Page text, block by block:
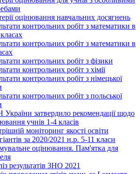
оцінювання навчальних досягнень
контрольних робіт з математики в
контрольних робіт з математики в
контрольних робіт з фізики
контрольних робіт з хімії
контрольних робіт з німецької
контрольних робіт з польської
затвердило рекомендації щодо
учнів 1-4 класів
моніторинг якості освіти
за 2020/2021 н.р. 5-11 класи
оцінювання. Пам'ятка для
результатів ЗНО 2021